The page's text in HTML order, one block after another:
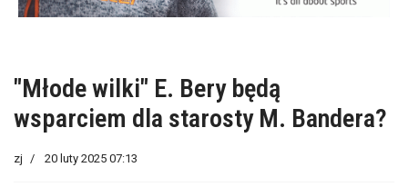
"Młode wilki" E. Bery będą
wsparciem dla starosty M. Bandera?
zj 20 luty 2025 07:13